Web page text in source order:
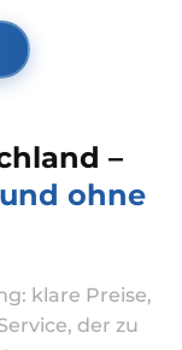
–
ohne
klare Preise,
der zu